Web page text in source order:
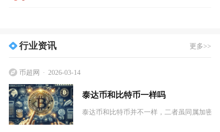
行业资讯 更多>>
币超网 2026-03-14
泰达币和比特币一样吗
泰达币和比特币并不一样，二者虽同属加密